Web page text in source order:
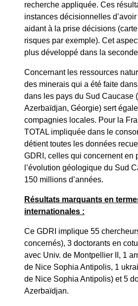
recherche appliquée. Ces
instances décisionnelles
aidant à la prise décisions
risques par exemple). Cet
plus développé dans la
Concernant les ressources
des minerais qui a été faite
dans les pays du Sud Caucase
Azerbaïdjan, Géorgie) sert
compagnies locales. Pour la
TOTAL impliquée dans le
détient toutes les données
GDRI, celles qui concernent en
l’évolution géologique du Sud
150 millions d’années.
Résultats marquants en
internationales :
Ce GDRI implique 55
concernés), 3 doctorants en
avec Univ. de Montpellier II, 1
de Nice Sophia Antipolis, 1
de Nice Sophia Antipolis) et 5
Azerbaïdjan.